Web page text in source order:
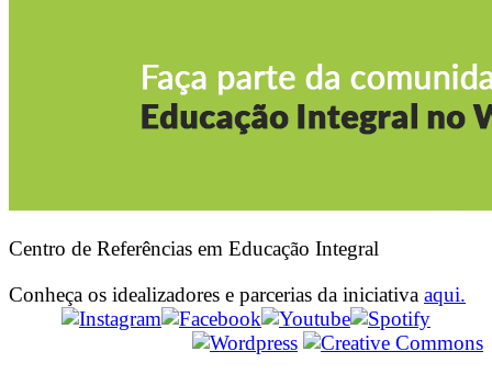
Centro de Referências em Educação Integral
Conheça os idealizadores e parcerias da iniciativa aqui.